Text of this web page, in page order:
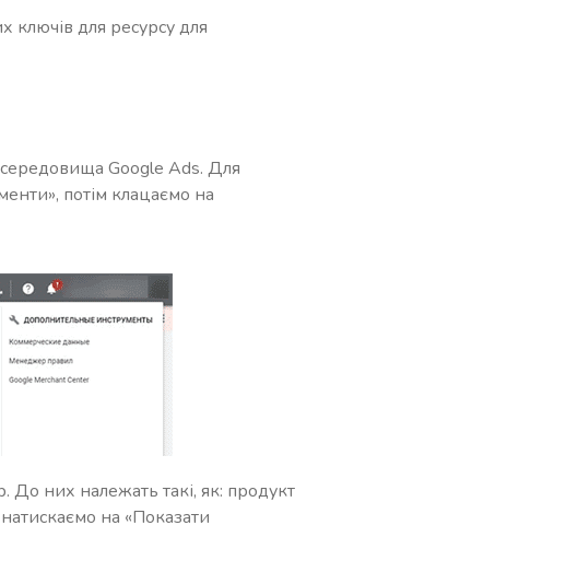
ключів для ресурсу для
Google Ads. Для
потім клацаємо на
До них належать такі, як: продукт
на «Показати